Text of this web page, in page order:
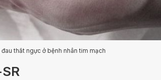
thắt ngực ở bệnh nhân tim mạch